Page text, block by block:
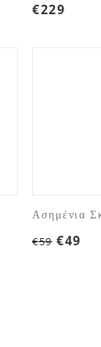
€229
Ασημένια
€59 €49